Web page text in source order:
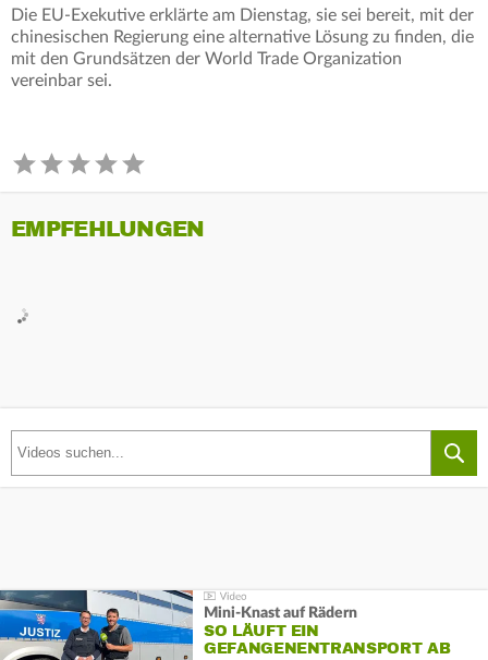
Die EU-Exekutive erklärte am Dienstag, sie sei bereit, mit der
chinesischen Regierung eine alternative Lösung zu finden, die
mit den Grundsätzen der World Trade Organization
vereinbar sei.
EMPFEHLUNGEN
Mini-Knast auf Rädern
SO LÄUFT EIN
GEFANGENENTRANSPORT AB